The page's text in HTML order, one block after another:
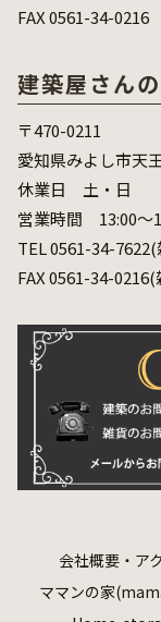
FAX 0561-34-0216
建築屋さん
〒470-0211
愛知県みよし市天
休業日 土・日
営業時間 13:00～
TEL 0561-34-7622(
FAX 0561-34-
会社概要・ア
ママンの家